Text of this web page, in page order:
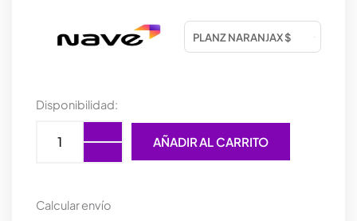
Disponibilidad:
ACCESORIOS
BUNGEE
CHROMA
AÑADIR AL CARRITO
Calcular envío